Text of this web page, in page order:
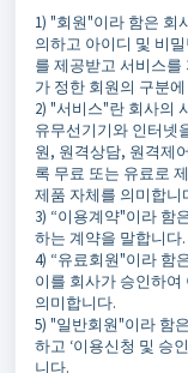
1) "회원"이라 함은 회
의하고 아이디 및 비
를 제공받고 서비스
가 정한 회원의 구분
2) "서비스"란 회사의
유무선기기와 인터넷
원, 원격상담, 원격제
록 무료 또는 유료로
제품 자체를 의미합니
3) “이용계약"이라 함
하는 계약을 말합니다.
4) “유료회원"이라 함
이를 회사가 승인하
의미합니다.
5) "일반회원"이라 함
하고 ‘이용신청 및 승
니다.